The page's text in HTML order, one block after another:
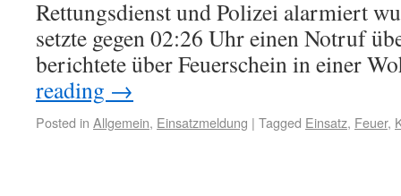
Rettungsdienst und Polizei alarmiert
setzte gegen 02:26 Uhr einen Notruf
berichtete über Feuerschein in einer
reading →
Posted in Allgemein, Einsatzmeldung | Tagged Einsatz, Feuer,